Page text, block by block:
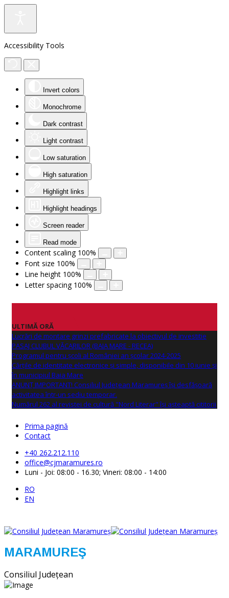
Accessibility Tools
Invert colors
Monochrome
Dark contrast
Light contrast
Low saturation
High saturation
Highlight links
Highlight headings
Screen reader
Read mode
Content scaling 100%
Font size 100%
Line height 100%
Letter spacing 100%
ULTIMĂ ORĂ
Lucrări de montare grinzi prefabricate la obiectivul de investitie
PASAJ CLUBUL VĂCARILOR (BAIA MARE - RECEA)
Programul pentru școli al României an școlar 2024-2025
Cărțile de identitate electronice și simple, disponibile din 10 iunie și
în municipiul Baia Mare
ANUNŢ IMPORTANT! Consiliul Județean Maramureș își desfășoară
activitatea într-un sediu temporar.
Numărul 262 al revistei de cultură "Nord Literar" își așteaptă cititorii
Prima pagină
Contact
+40 262.212.110
office@cjmaramures.ro
Luni - Joi: 08:00 - 16.30; Vineri: 08:00 - 14:00
RO
EN
MARAMUREŞ
Consiliul Judeţean